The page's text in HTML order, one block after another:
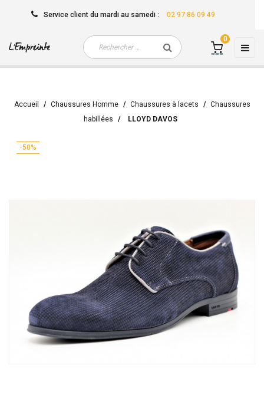
Service client du mardi au samedi : 02 97 86 09 49
☰
0
Accueil Chaussures Homme Chaussures à lacets
Chaussures
habillées
LLOYD DAVOS
-50%